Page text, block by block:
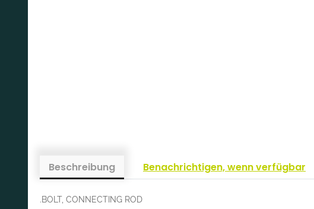
Beschreibung Benachrichtigen, wenn verfügbar
.BOLT, CONNECTING ROD